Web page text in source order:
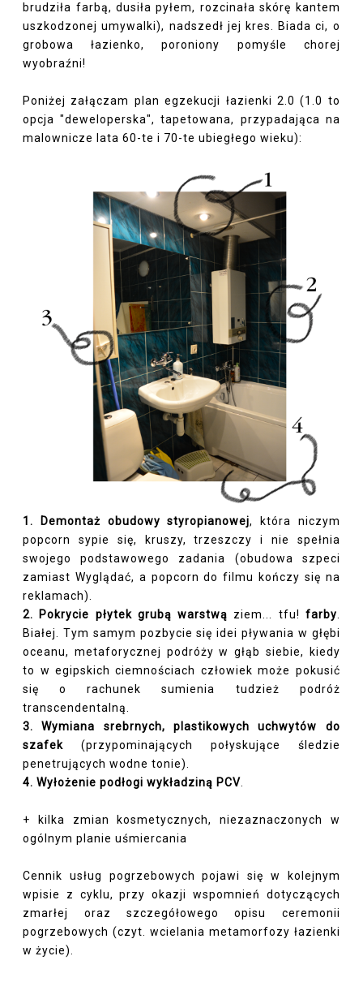
brudziła farbą, dusiła pyłem, rozcinała skórę kantem
uszkodzonej umywalki), nadszedł jej kres. Biada ci, o
grobowa łazienko, poroniony pomyśle chorej
wyobraźni!
Poniżej załączam plan egzekucji łazienki 2.0 (1.0 to
opcja "deweloperska", tapetowana, przypadająca na
malownicze lata 60-te i 70-te ubiegłego wieku):
1. Demontaż obudowy styropianowej, która niczym
popcorn sypie się, kruszy, trzeszczy i nie spełnia
swojego podstawowego zadania (obudowa szpeci
zamiast Wyglądać, a popcorn do filmu kończy się na
reklamach).
2. Pokrycie płytek grubą warstwą ziem... tfu! farby
Białej. Tym samym pozbycie się idei pływania w głębi
oceanu, metaforycznej podróży w głąb siebie, kiedy
to w egipskich ciemnościach człowiek może pokusić
się o rachunek sumienia tudzież podróż
transcendentalną.
3.
Wymiana srebrnych, plastikowych uchwytów do
szafek (przypominających połyskujące śledzie
penetrujących wodne tonie).
4. Wyłożenie podłogi wykładziną PCV
+ kilka zmian kosmetycznych, niezaznaczonych w
ogólnym planie uśmiercania
Cennik usług pogrzebowych pojawi się w kolejnym
wpisie z cyklu, przy okazji wspomnień dotyczących
zmarłej oraz szczegółowego opisu ceremonii
pogrzebowych (czyt. wcielania metamorfozy łazienki
w życie).